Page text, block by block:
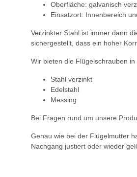
Oberfläche: galvanisch
Einsatzort: Innenbereich
Verzinkter Stahl ist immer dann
sichergestellt, dass ein hoher
Wir bieten die Flügelschrauben
Stahl verzinkt
Edelstahl
Messing
Bei Fragen rund um unsere
Genau wie bei der Flügelmutter
Nachgang justiert oder wieder